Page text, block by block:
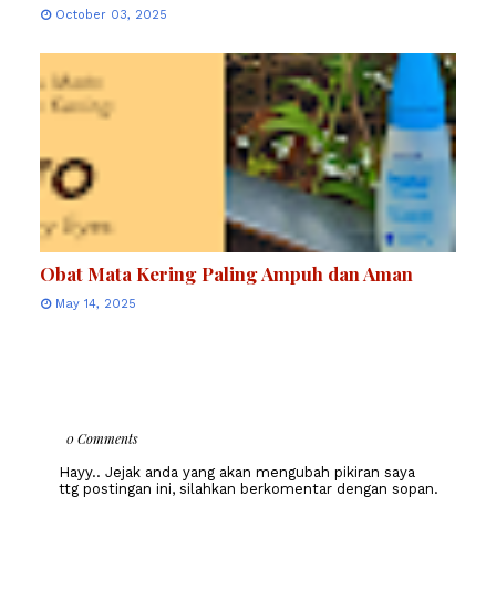
October 03, 2025
Obat Mata Kering Paling Ampuh dan Aman
May 14, 2025
0 Comments
Hayy.. Jejak anda yang akan mengubah pikiran saya
ttg postingan ini, silahkan berkomentar dengan sopan.